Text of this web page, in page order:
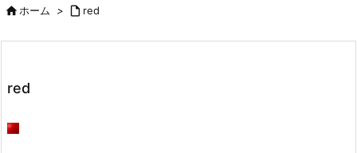
ホーム >  red
red